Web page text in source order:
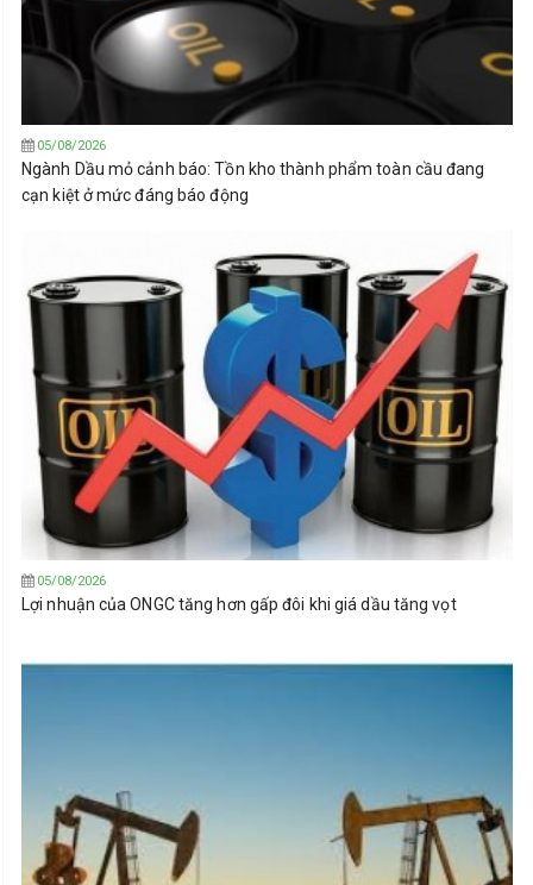
05/08/2026
Ngành Dầu mỏ cảnh báo: Tồn kho thành phẩm toàn cầu đang
cạn kiệt ở mức đáng báo động
05/08/2026
Lợi nhuận của ONGC tăng hơn gấp đôi khi giá dầu tăng vọt